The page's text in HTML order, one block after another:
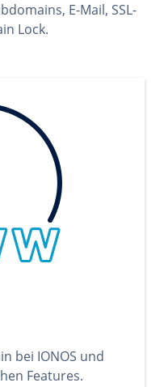
E-Mail, SSL-
Lock.
bei IONOS und
Features.